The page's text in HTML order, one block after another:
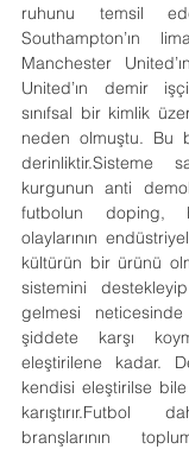
ruhunu temsil
Southampton’ın
Manchester
United’ın demir
sınıfsal bir kimlik
neden olmuştu. Bu
derinliktir.Sisteme
kurgunun anti
futbolun doping,
olaylarının
kültürün bir ürünü
sistemini
gelmesi
şiddete karşı
eleştirilene kadar.
karıştırır.Futbol
branşlarının